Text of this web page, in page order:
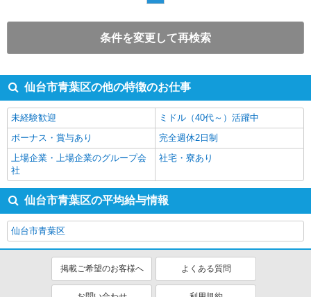
条件を変更して再検索
仙台市青葉区の他の特徴のお仕事
未経験歓迎
ミドル（40代～）活躍中
ボーナス・賞与あり
完全週休2日制
上場企業・上場企業のグループ会
社
社宅・寮あり
仙台市青葉区の平均給与情報
仙台市青葉区
掲載ご希望のお客様へ よくある質問